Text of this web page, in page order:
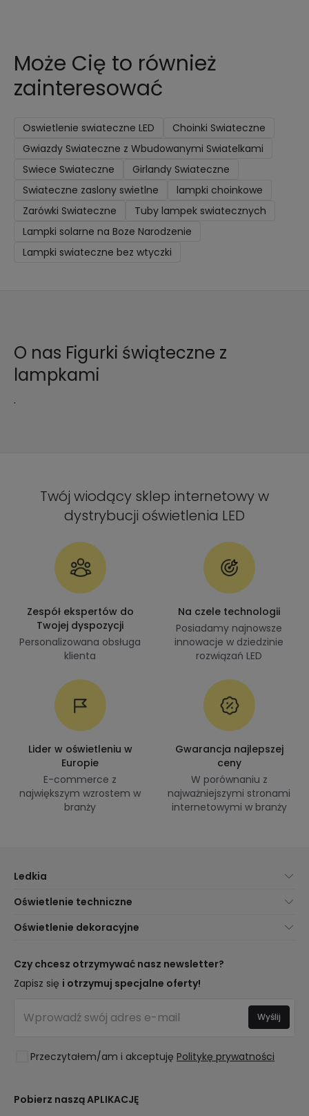
Może Cię to również
zainteresować
Oswietlenie swiateczne LED
Choinki Swiateczne
Gwiazdy Swiateczne z Wbudowanymi Swiatelkami
Swiece Swiateczne
Girlandy Swiateczne
Swiateczne zaslony swietlne
lampki choinkowe
Zarówki Swiateczne
Tuby lampek swiatecznych
Lampki solarne na Boze Narodzenie
Lampki swiateczne bez wtyczki
O nas Figurki świąteczne z
lampkami
.
Twój wiodący sklep internetowy w
dystrybucji oświetlenia LED
Zespół ekspertów do
Twojej dyspozycji
Personalizowana obsługa
klienta
Na czele technologii
Posiadamy najnowsze
innowacje w dziedzinie
rozwiązań LED
Lider w oświetleniu w
Europie
E-commerce z
największym wzrostem w
branży
Gwarancja najlepszej
ceny
W porównaniu z
najważniejszymi stronami
internetowymi w branży
Ledkia
Obsługa Klienta
Metody Dostawy
Jesteś Profesjonalistą?
Najczęściej Zadawane Pytania (FAQ)
Oświetlenie techniczne
Marki
Kalkulator Oszczędności LED
Kosztorysy
Oświetlenie dla firm
Oświetlenie dekoracyjne
Trendy
Najlepsze Marki
Pomieszczenia
Kolekcje
Czy chcesz otrzymywać nasz newsletter?
Zapisz się i otrzymuj specjalne oferty!
Przeczytałem/am i akceptuję Politykę prywatności
Wyślij
Pobierz naszą APLIKACJĘ